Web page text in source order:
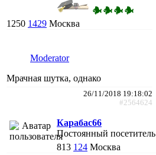
1250 1429 Москва
Moderator
Мрачная шутка, однако
26/11/2018 19:18:02
#2564624
Карабас66
Постоянный посетитель
813 124 Москва